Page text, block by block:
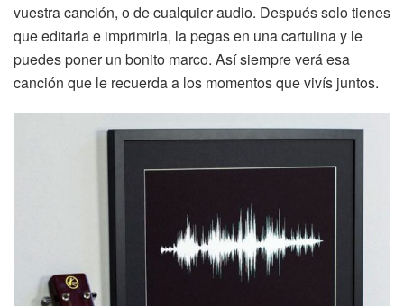
vuestra canción, o de cualquier audio. Después solo tienes
que editarla e imprimirla, la pegas en una cartulina y le
puedes poner un bonito marco. Así siempre verá esa
canción que le recuerda a los momentos que vivís juntos.